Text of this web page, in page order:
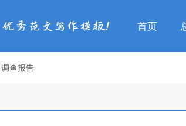
首页
调查报告